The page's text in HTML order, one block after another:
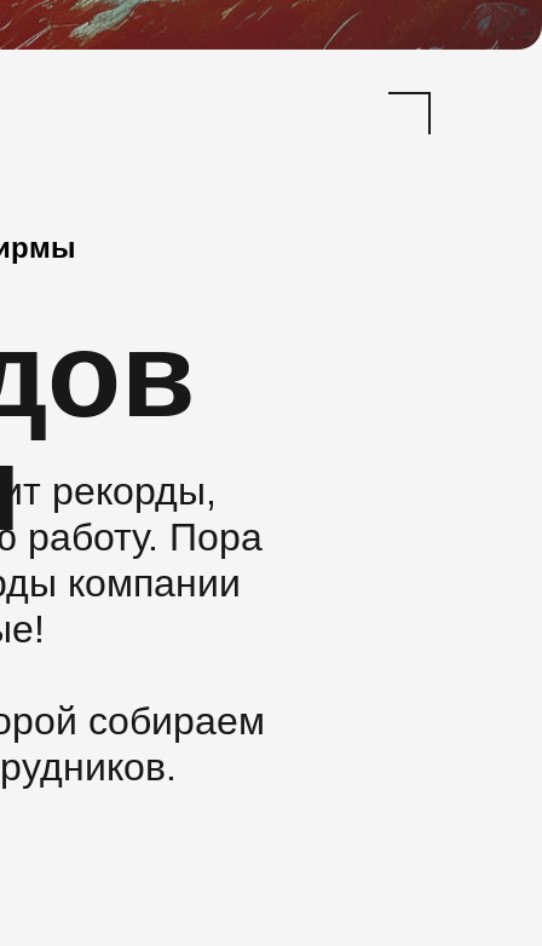
рекорды,
работу. Пора
компании
собираем